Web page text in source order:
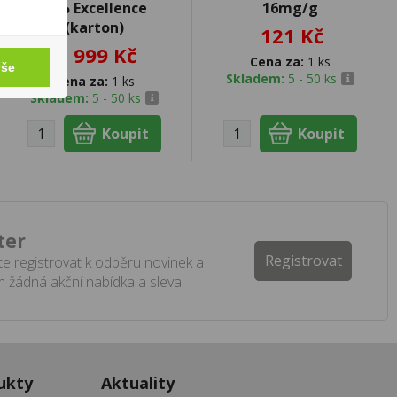
40% Excellence
(karton)
3 999 Kč
Cena za: 1 ks
Skladem: 5 - 50 ks
16mg/g
121 Kč
Cena za: 1 ks
Skladem: 5 - 50 ks
registrovat k odběru novinek a
žádná akční nabídka a sleva!
Registrovat
Aktuality